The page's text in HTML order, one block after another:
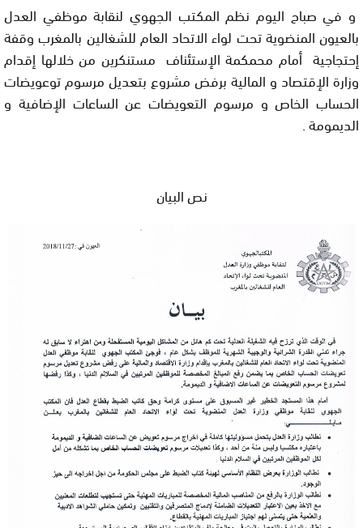
و في صباح اليوم نظم المكتب الجهوي لنقابة موظفي العدل
بالعيون المنضوية تحت لواء الاتحاد العام للشغالين بالمغرب وقفة
إحتجاجية أمام محمكمة الإستئناف مستنكرين من خلالها إقدام
وزارة الإقتصاد و المالية برفض مشروع بتعديل مرسوم توعويضات
الحساب الخاص و مرسوم التعويضات عن الساعات الإضافية و
الديمومة .
نص البيان